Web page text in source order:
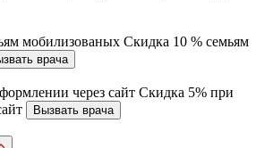
Скидка 10 % семьям
Вызвать врача
Скидка 5% при
Вызвать врача